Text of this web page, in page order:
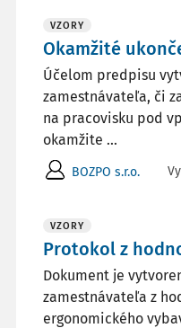
VZORY
Okamžité
Účelom predpisu
zamestnávateľa, či
na pracovisku pod
okamžite ...
BOZPO s.r.o.
VZORY
Protokol z
Dokument je
zamestnávateľa z
ergonomického